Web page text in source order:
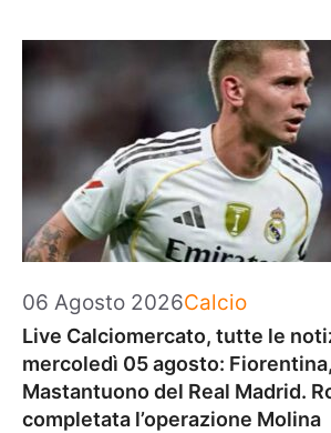
06 Agosto 2026Categorie
Calcio
Live Calciomercato, tutte le
mercoledì 05 agosto:
Mastantuono del Real Madrid.
completata l’operazione Molina